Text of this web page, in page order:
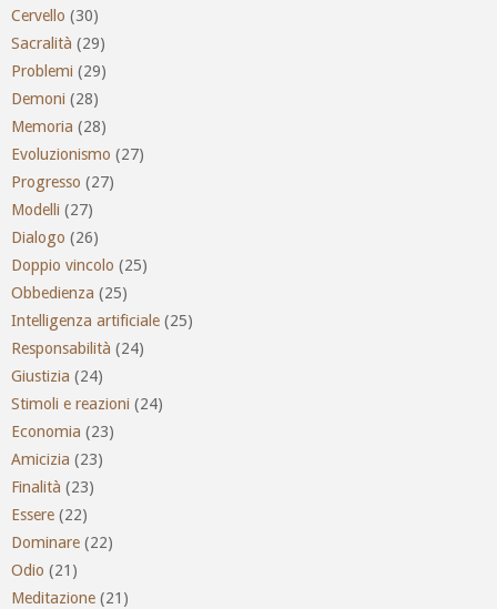
Cervello (30)
Sacralità (29)
Problemi (29)
Demoni (28)
Memoria (28)
Evoluzionismo (27)
Progresso (27)
Modelli (27)
Dialogo (26)
Doppio vincolo (25)
Obbedienza (25)
Intelligenza artificiale (25)
Responsabilità (24)
Giustizia (24)
Stimoli e reazioni (24)
Economia (23)
Amicizia (23)
Finalità (23)
Essere (22)
Dominare (22)
Odio (21)
Meditazione (21)